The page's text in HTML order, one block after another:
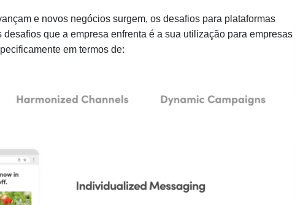
e novos negócios surgem, os desafios para plataformas
que a empresa enfrenta é a sua utilização para empresas
em termos de: